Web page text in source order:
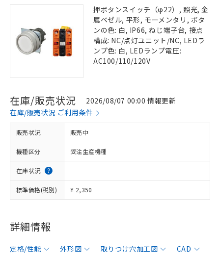
押ボタンスイッチ（φ22）, 照光, 金
属ベゼル, 平形, モーメンタリ, ボタ
ンの色: 白, IP66, ねじ端子台, 接点
構成: NC/点灯ユニット/NC, LEDラ
ンプ色: 白, LEDランプ電圧:
AC100/110/120V
在庫/販売状況
2026/08/07 00:00 情報更新
在庫/販売状況 ご利用条件
販売状況 販売中
機種区分 受注生産機種
在庫状況
標準価格(税別) ¥ 2,350
詳細情報
定格/性能 外形図 取りつけ穴加工図
CAD